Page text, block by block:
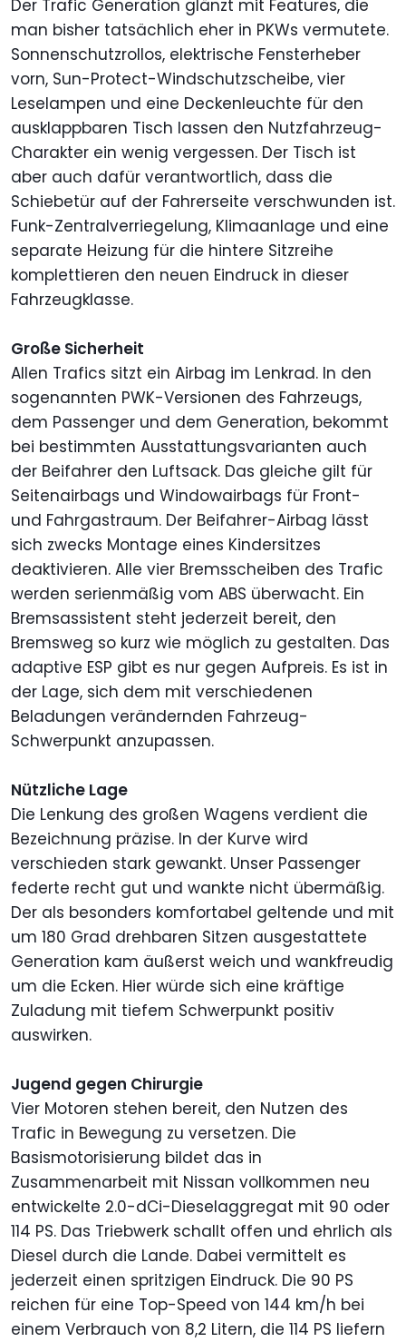
Der Trafic Generation glänzt mit Features, die
man bisher tatsächlich eher in PKWs vermutete.
Sonnenschutzrollos, elektrische Fensterheber
vorn, Sun-Protect-Windschutzscheibe, vier
Leselampen und eine Deckenleuchte für den
ausklappbaren Tisch lassen den Nutzfahrzeug-
Charakter ein wenig vergessen. Der Tisch ist
aber auch dafür verantwortlich, dass die
Schiebetür auf der Fahrerseite verschwunden ist.
Funk-Zentralverriegelung, Klimaanlage und eine
separate Heizung für die hintere Sitzreihe
komplettieren den neuen Eindruck in dieser
Fahrzeugklasse.
Große Sicherheit
Allen Trafics sitzt ein Airbag im Lenkrad. In den
sogenannten PWK-Versionen des Fahrzeugs,
dem Passenger und dem Generation, bekommt
bei bestimmten Ausstattungsvarianten auch
der Beifahrer den Luftsack. Das gleiche gilt für
Seitenairbags und Windowairbags für Front-
und Fahrgastraum. Der Beifahrer-Airbag lässt
sich zwecks Montage eines Kindersitzes
deaktivieren. Alle vier Bremsscheiben des Trafic
werden serienmäßig vom ABS überwacht. Ein
Bremsassistent steht jederzeit bereit, den
Bremsweg so kurz wie möglich zu gestalten. Das
adaptive ESP gibt es nur gegen Aufpreis. Es ist in
der Lage, sich dem mit verschiedenen
Beladungen verändernden Fahrzeug-
Schwerpunkt anzupassen.
Nützliche Lage
Die Lenkung des großen Wagens verdient die
Bezeichnung präzise. In der Kurve wird
verschieden stark gewankt. Unser Passenger
federte recht gut und wankte nicht übermäßig.
Der als besonders komfortabel geltende und mit
um 180 Grad drehbaren Sitzen ausgestattete
Generation kam äußerst weich und wankfreudig
um die Ecken. Hier würde sich eine kräftige
Zuladung mit tiefem Schwerpunkt positiv
auswirken.
Jugend gegen Chirurgie
Vier Motoren stehen bereit, den Nutzen des
Trafic in Bewegung zu versetzen. Die
Basismotorisierung bildet das in
Zusammenarbeit mit Nissan vollkommen neu
entwickelte 2.0-dCi-Dieselaggregat mit 90 oder
114 PS. Das Triebwerk schallt offen und ehrlich als
Diesel durch die Lande. Dabei vermittelt es
jederzeit einen spritzigen Eindruck. Die 90 PS
reichen für eine Top-Speed von 144 km/h bei
einem Verbrauch von 8,2 Litern, die 114 PS liefern